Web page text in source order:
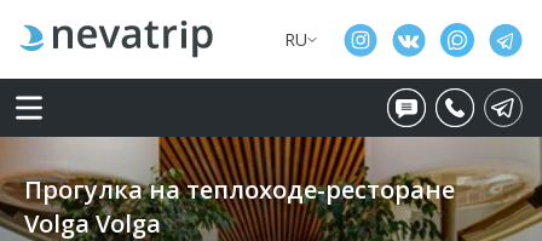
RU
Прогулка на теплоходе-ресторане
Volga Volga